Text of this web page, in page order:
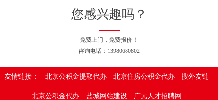
您感兴趣吗？
免费上门，免费报价！
咨询电话：13980680802
友情链接： 北京公积金提取代办 北京住房公积金代办 搜外友链
北京公积金代办 盐城网站建设 广元人才招聘网